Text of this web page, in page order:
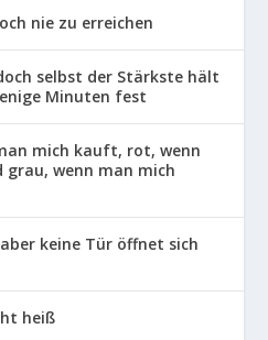
nie zu erreichen
selbst der Stärkste hält
Minuten fest
mich kauft, rot, wenn
wenn man mich
keine Tür öffnet sich
heiß